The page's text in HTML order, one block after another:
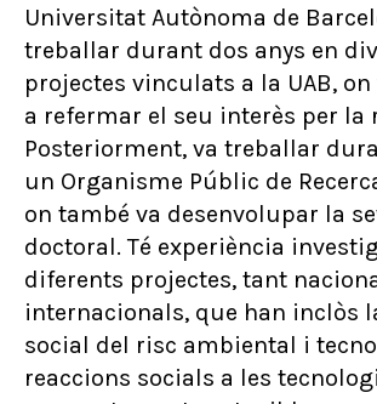
Universitat Autònoma de
treballar durant dos anys en
projectes vinculats a la UAB,
a refermar el seu interès per la
Posteriorment, va treballar
un Organisme Públic de
on també va desenvolupar la
doctoral. Té experiència
diferents projectes, tant
internacionals, que han inclòs
social del risc ambiental i
reaccions socials a les